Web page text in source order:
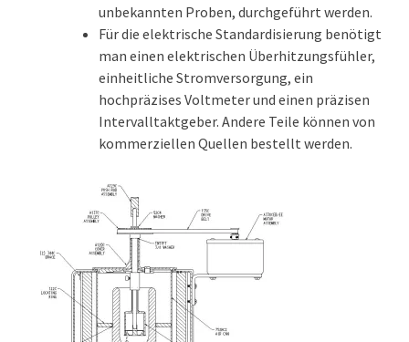
unbekannten Proben, durchgeführt werden.
Für die elektrische Standardisierung benötigt
man einen elektrischen Überhitzungsfühler,
einheitliche Stromversorgung, ein
hochpräzises Voltmeter und einen präzisen
Intervalltaktgeber. Andere Teile können von
kommerziellen Quellen bestellt werden.